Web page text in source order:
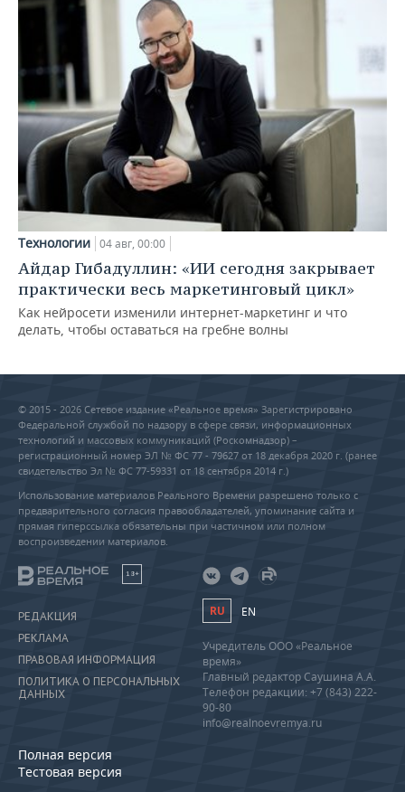
Технологии 04 авг, 00:00
Айдар Гибадуллин: «ИИ сегодня закрывает
практически весь маркетинговый цикл»
Как нейросети изменили интернет-маркетинг и что
делать, чтобы оставаться на гребне волны
© 2015 - 2026 Сетевое издание «Реальное время» Зарегистрировано
Федеральной службой по надзору в сфере связи, информационных
технологий и массовых коммуникаций (Роскомнадзор) –
регистрационный номер ЭЛ № ФС 77 - 79627 от 18 декабря 2020 г. (ранее
свидетельство Эл № ФС 77-59331 от 18 сентября 2014 г.)
Использование материалов Реального Времени разрешено только с
предварительного согласия правообладателей, упоминание сайта и
прямая гиперссылка обязательны при частичном или полном
воспроизведении материалов.
18+
РЕДАКЦИЯ
РЕКЛАМА
ПРАВОВАЯ ИНФОРМАЦИЯ
ПОЛИТИКА О ПЕРСОНАЛЬНЫХ
ДАННЫХ
Полная версия
Тестовая версия
RU EN
Учредитель ООО «Реальное
время»
Главный редактор Саушина А.А.
Телефон редакции: +7 (843) 222-
90-80
info@realnoevremya.ru